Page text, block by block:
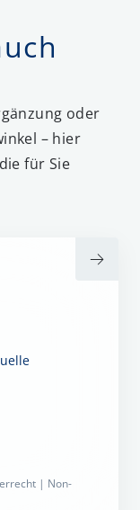
oder
– hier
für Sie
| Non-